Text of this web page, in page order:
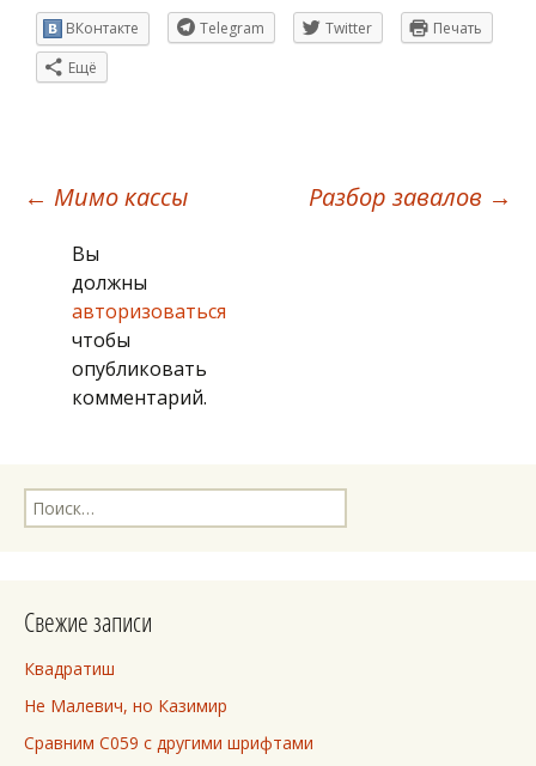
ВКонтакте
Telegram Twitter
Печать
Ещё
Навигация
записям
← Мимо кассы Разбор завалов →
Вы
должны
авторизоваться
чтобы
опубликовать
комментарий.
Найти:
Свежие записи
Квадратиш
Не Малевич, но Казимир
Сравним C059 с другими шрифтами